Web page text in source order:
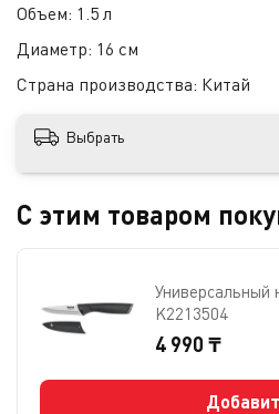
Объем: 1.5 л
Диаметр: 16 см
Страна производства: Китай
Выбрать
С этим товаром
K2213504
4 990 ₸